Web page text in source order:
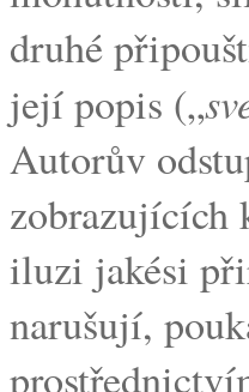
druhé
její popis („
Autorův
zobrazujících
iluzi jakési
narušují,